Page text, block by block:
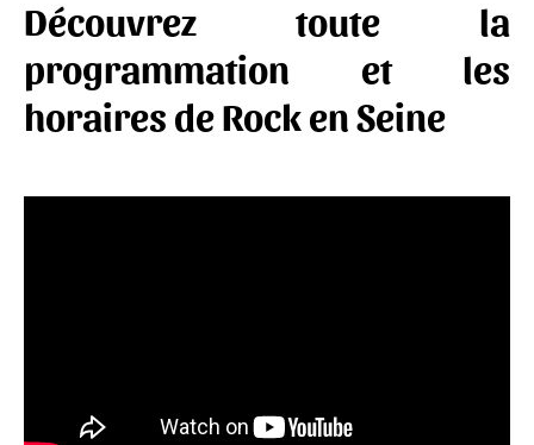
Découvrez toute la
programmation et les
horaires de Rock en Seine